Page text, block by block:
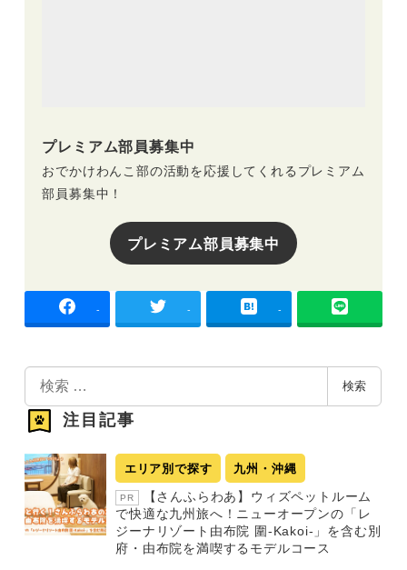
プレミアム部員募集中
おでかけわんこ部の活動を応援してくれるプレミアム
部員募集中！
プレミアム部員募集中
- - -
検
索
検索
注目記事
エリア別で探す 九州・沖縄
PR
【さんふらわあ】ウィズペットルーム
で快適な九州旅へ！ニューオープンの「レ
ジーナリゾート由布院 圍-Kakoi-」を含む別
府・由布院を満喫するモデルコース